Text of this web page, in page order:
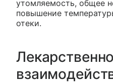
утомляемость, общее
повышение
отеки.